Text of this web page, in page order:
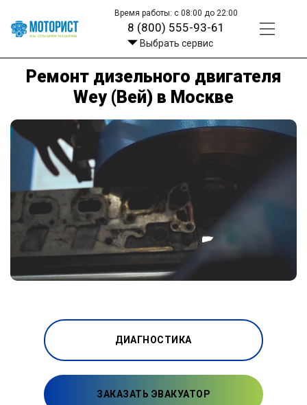
Время работы: с 08:00 до 22:00
8 (800) 555-93-61
Выбрать сервис
Ремонт дизельного двигателя
Wey (Вей) в Москве
ДИАГНОСТИКА
ЗАКАЗАТЬ ЭВАКУАТОР